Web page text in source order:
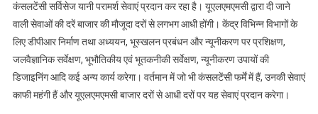
कंसलटेंसी सर्विसेज यानी परामर्श सेवाएं प्रदान कर रहा है। यूएलएमएमसी द्वारा दी जाने
वाली सेवाओं की दरें बाजार की मौजूदा दरों से लगभग आधी होंगी। केंद्र विभिन्न विभागों के
लिए डीपीआर निर्माण तथा अध्ययन, भूस्खलन प्रबंधन और न्यूनीकरण पर प्रशिक्षण,
जलवैज्ञानिक सर्वेक्षण, भूभौतिकीय एवं भूतकनीकी सर्वेक्षण, न्यूनीकरण उपायों की
डिजाइनिंग आदि कई अन्य कार्य करेगा। वर्तमान में जो भी कंसलटेंसी फर्में में हैं, उनकी सेवाएं
काफी महंगी हैं और यूएलएमएमसी बाजार दरों से आधी दरों पर यह सेवाएं प्रदान करेगा।